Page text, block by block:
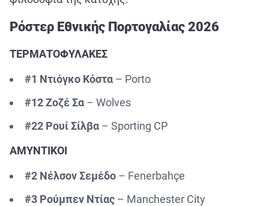
Ρόστερ Εθνικής Πορτογαλίας 2026
ΤΕΡΜΑΤΟΦΥΛΑΚΕΣ
#1 Ντιόγκο Κόστα – Porto
#12 Ζοζέ Σα – Wolves
#22 Ρουί Σίλβα – Sporting CP
ΑΜΥΝΤΙΚΟΙ
#2 Νέλσον Σεμέδο – Fenerbahçe
#3 Ρούμπεν Ντίας – Manchester City